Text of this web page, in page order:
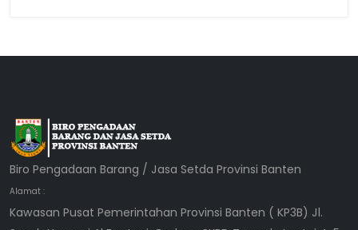
Biro Pengadaan Barang / Jasa Setda Provinsi Banten
Alamat :
Kawasan Pusat Pemerintahan Provinsi Banten ( KP3B) Jl.